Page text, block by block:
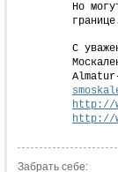
Но
С
http://
http://
Забрать себе: